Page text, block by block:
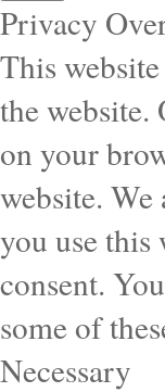
Privacy
This
the website.
on your
website.
you use
consent.
some of
Necessary